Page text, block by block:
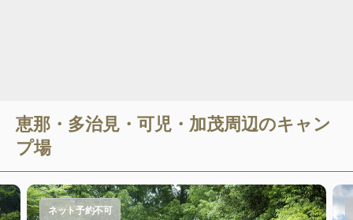
恵那・多治見・可児・加茂周辺のキャン
プ場
ネット予約不可